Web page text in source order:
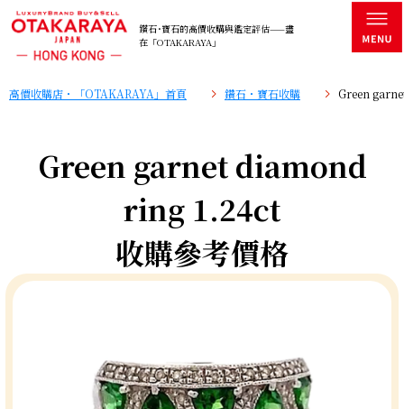
鑽石･寶石的高價收購與鑑定評估——盡
在「OTAKARAYA」
高價收購店・「OTAKARAYA」首頁 鑽石・寶石收購 Green
Green garnet diamond
ring 1.24ct
收購參考價格